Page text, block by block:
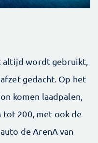
altijd wordt gebruikt,
gedacht. Op het
komen laadpalen,
200, met ook de
de ArenA van